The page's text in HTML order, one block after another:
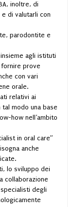
inoltre, di
di valutarli con
parodontite e
agli istituti
prove
con vari
orale.
relativi ai
modo una base
how nell’ambito
in oral care”
anche
lo sviluppo dei
collaborazione
degli